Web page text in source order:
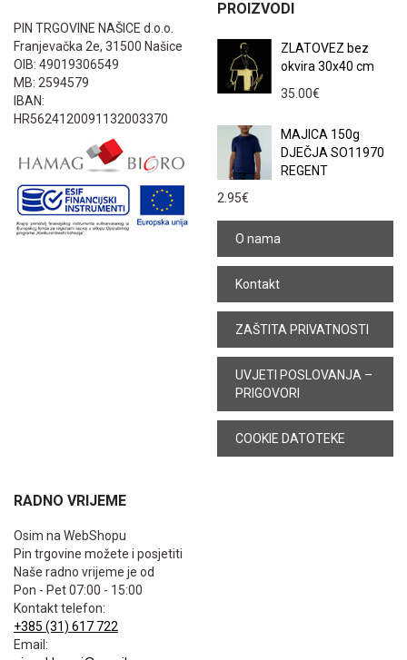
PIN TRGOVINE NAŠICE d.o.o.
Franjevačka 2e, 31500 Našice
OIB: 49019306549
MB: 2594579
IBAN:
HR5624120091132003370
PROIZVODI
ZLATOVEZ bez
okvira 30x40 cm
35.00€
MAJICA 150g
DJEČJA SO11970
REGENT
2.95€
O nama
Kontakt
ZAŠTITA PRIVATNOSTI
UVJETI POSLOVANJA –
PRIGOVORI
COOKIE DATOTEKE
RADNO VRIJEME
Osim na WebShopu
Pin trgovine možete i posjetiti
Naše radno vrijeme je od
Pon - Pet 07:00 - 15:00
Kontakt telefon:
+385 (31) 617 722
Email: